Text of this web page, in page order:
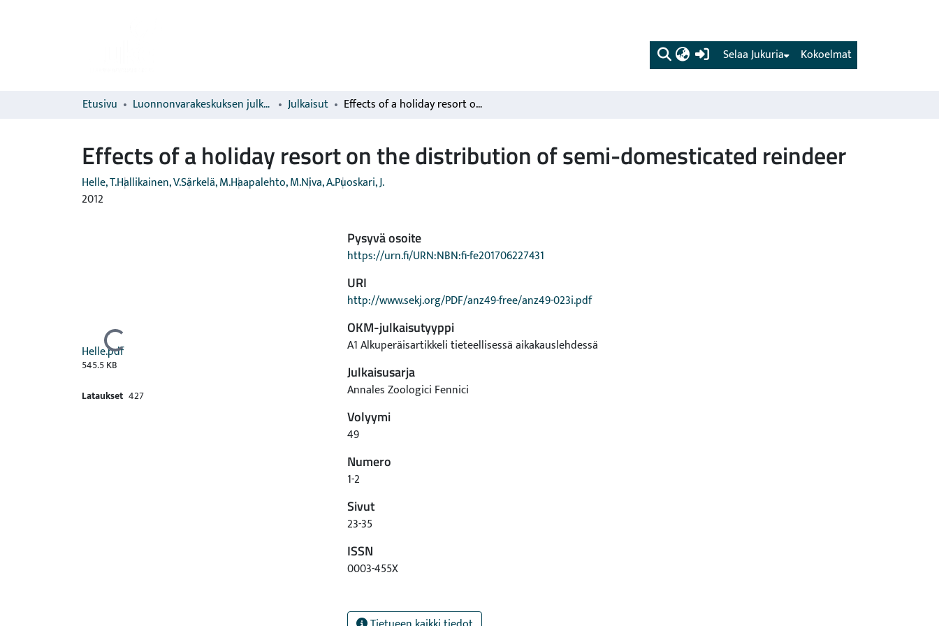
(current) Kokoelmat
Selaa Jukuria
Etusivu Luonnonvarakeskuksen julkaisut Julkaisut Effects of a holiday resort on the distribution of semi-domesticated reindeer
Effects of a holiday resort on the distribution of semi-domesticated reindeer
Helle, T.Hallikainen, V.Särkelä, M.Haapalehto, M.Niva, A.Puoskari, J.
2012
Ladataan...
Helle.pdf
545.5 KB
Lataukset 427
Pysyvä osoite
https://urn.fi/URN:NBN:fi-fe201706227431
URI
http://www.sekj.org/PDF/anz49-free/anz49-023i.pdf
OKM-julkaisutyyppi
A1 Alkuperäisartikkeli tieteellisessä aikakauslehdessä
Julkaisusarja
Annales Zoologici Fennici
Volyymi
49
Numero
1-2
Sivut
23-35
ISSN
0003-455X